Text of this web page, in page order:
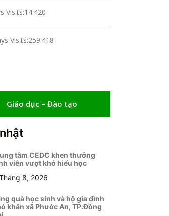
Visits:14.420
Visits:259.418
Giáo dục – Đào tạo
tâm CEDC khen thưởng
viên vượt khó hiếu học
8, 2026
quà học sinh và hộ gia đình
khăn xã Phước An, TP.Đồng